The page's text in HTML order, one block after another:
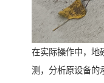
在实际操作中，地
测，分析原设备的